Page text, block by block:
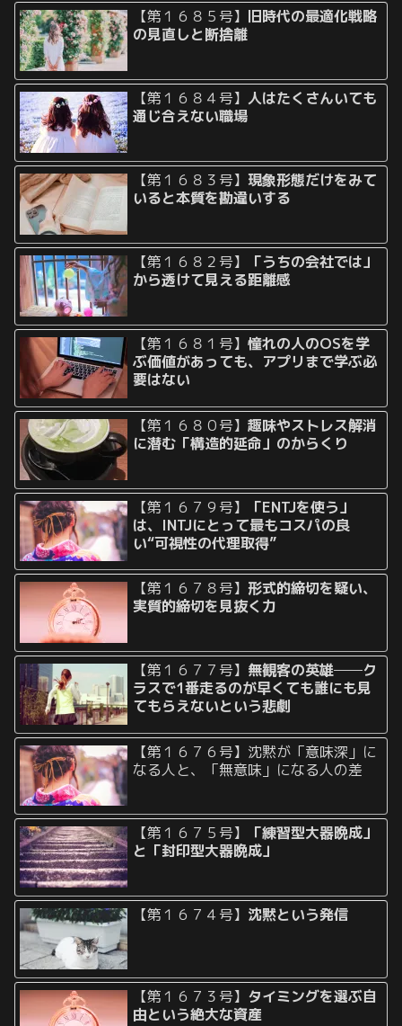
【第１６８５号】 旧時代の最適化戦略
の見直しと断捨離
【第１６８４号】人はたくさんいても
通じ合えない職場
【第１６８３号】現象形態だけをみて
いると本質を勘違いする
【第１６８２号】
「うちの会社では」
から透けて見える距離感
【第１６８１号】憧れの人のOSを学
ぶ価値があっても、アプリまで学ぶ必
要はない
【第１６８０号】趣味やストレス解消
に潜む「構造的延命」のからくり
【第１６７９号】
「ENTJを使う」
は、INTJにとって最もコスパの良
い“可視性の代理取得”
【第１６７８号】形式的締切を疑い、
実質的締切を見抜く力
【第１６７７号】 無観客の英雄──ク
ラスで1番走るのが早くても誰にも見
てもらえないという悲劇
【第１６７６号】沈黙が「意味深」に
なる人と、「無意味」になる人の差
【第１６７５号】
「練習型大器晩成」
と「封印型大器晩成」
【第１６７４号】 沈黙という発信
【第１６７３号】 タイミングを選ぶ自
由という絶大な資産